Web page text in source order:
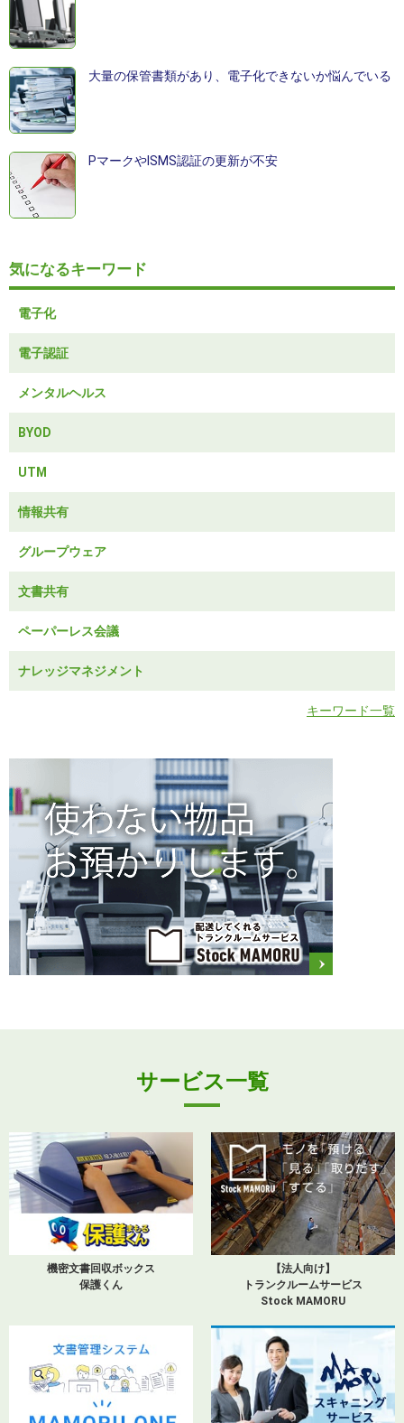
大量の保管書類があり、電子化できないか悩んでいる
PマークやISMS認証の更新が不安
気になるキーワード
電子化
電子認証
メンタルヘルス
BYOD
UTM
情報共有
グループウェア
文書共有
ペーパーレス会議
ナレッジマネジメント
キーワード一覧
サービス一覧
機密文書回収ボックス
保護くん
【法人向け】
トランクルームサービス
Stock MAMORU